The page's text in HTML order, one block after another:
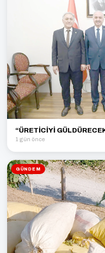
“ÜRETİCİYİ
1 gün önce
GÜNDEM